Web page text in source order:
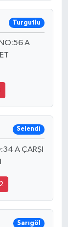
Turgutlu
A
Selendi
A ÇARŞI
Sarıgöl